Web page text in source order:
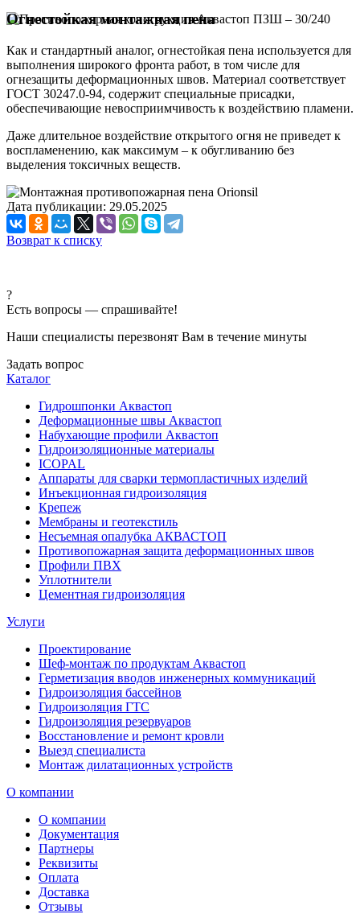
Огнестойкая монтажная пена
Как и стандартный аналог, огнестойкая пена используется для
выполнения широкого фронта работ, в том числе для
огнезащиты деформационных швов. Материал соответствует
ГОСТ 30247.0-94, содержит специальные присадки,
обеспечивающие невосприимчивость к воздействию пламени.
Даже длительное воздействие открытого огня не приведет к
воспламенению, как максимум – к обугливанию без
выделения токсичных веществ.
Дата публикации: 29.05.2025
Возврат к списку
?
Есть вопросы — спрашивайте!
Наши специалисты перезвонят Вам в течение минуты
Задать вопрос
Каталог
Гидрошпонки Аквастоп
Деформационные швы Аквастоп
Набухающие профили Аквастоп
Гидроизоляционные материалы
ICOPAL
Аппараты для сварки термопластичных изделий
Инъекционная гидроизоляция
Крепеж
Мембраны и геотекстиль
Несъемная опалубка АКВАСТОП
Противопожарная защита деформационных швов
Профили ПВХ
Уплотнители
Цементная гидроизоляция
Услуги
Проектирование
Шеф-монтаж по продуктам Аквастоп
Герметизация вводов инженерных коммуникаций
Гидроизоляция бассейнов
Гидроизоляция ГТС
Гидроизоляция резервуаров
Восстановление и ремонт кровли
Выезд специалиста
Монтаж дилатационных устройств
О компании
О компании
Документация
Партнеры
Реквизиты
Оплата
Доставка
Отзывы